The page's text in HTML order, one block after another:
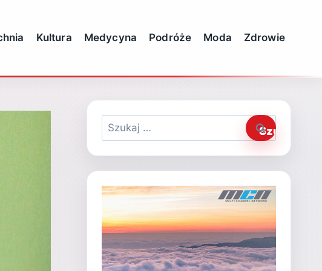
Kultura Medycyna Podróże Moda Zdrowie
Szukaj: